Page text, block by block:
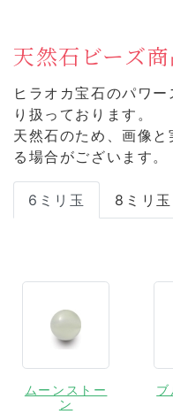
天然石ビーズ
ヒラオカ宝石のパワ
り扱っております。
天然石のため、画像
る場合がございます。
6ミリ玉 8ミリ玉
ムーンストー
ン
ブ